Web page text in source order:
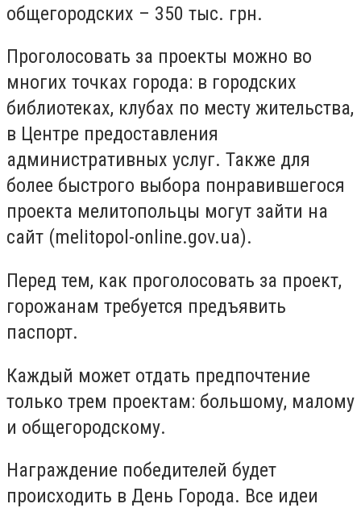
общегородских – 350 тыс. грн.
Проголосовать за проекты можно во
многих точках города: в городских
библиотеках, клубах по месту жительства,
в Центре предоставления
административных услуг. Также для
более быстрого выбора понравившегося
проекта мелитопольцы могут зайти на
сайт (melitopol-online.gov.ua).
Перед тем, как проголосовать за проект,
горожанам требуется предъявить
паспорт.
Каждый может отдать предпочтение
только трем проектам: большому, малому
и общегородскому.
Награждение победителей будет
происходить в День Города. Все идеи